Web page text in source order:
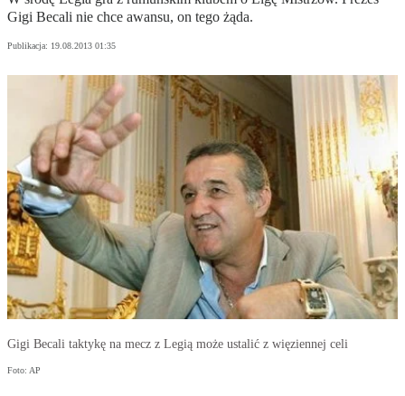
Gigi Becali nie chce awansu, on tego żąda.
Publikacja: 19.08.2013 01:35
Gigi Becali taktykę na mecz z Legią może ustalić z więziennej celi
Foto: AP